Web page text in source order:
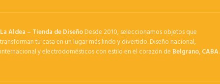
La Aldea – Tienda de DiseñoDesde 2010, seleccionamos objetos que
transforman tu casa en un lugar más lindo y divertido. Diseño nacional,
internacional y electrodomésticos con estilo en el corazón de Belgrano, CABA.